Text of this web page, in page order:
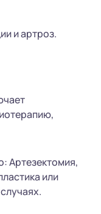
и артроз.
Артезектомия,
или